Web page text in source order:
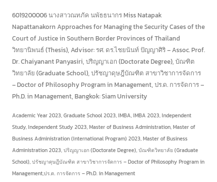
6019200006 นางสาวณทภัค นพัธธนากร Miss Natapak
Napattanakorn Approaches for Managing the Security Cases of the
Court of Justice in Southern Border Provinces of Thailand
วิทยานิพนธ์ (Thesis), Advisor: รศ. ดร.ไชยนันท์ ปัญญาศิริ – Assoc. Prof.
Dr. Chaiyanant Panyasiri, ปริญญาเอก (Doctorate Degree), บัณฑิต
วิทยาลัย (Graduate School), ปรัชญาดุษฎีบัณฑิต สาขาวิชาการจัดการ
– Doctor of Philosophy Program in Management, ปร.ด. การจัดการ –
Ph.D. in Management, Bangkok: Siam University
Academic Year 2023, Graduate School 2023, IMBA, IMBA 2023, Independent
Study, Independent Study 2023, Master of Business Administration, Master of
Business Administration (International Program) 2023, Master of Business
Administration 2023, ปริญญาเอก (Doctorate Degree), บัณฑิตวิทยาลัย (Graduate
School), ปรัชญาดุษฎีบัณฑิต สาขาวิชาการจัดการ – Doctor of Philosophy Program in
Management,ปร.ด. การจัดการ – Ph.D. in Management